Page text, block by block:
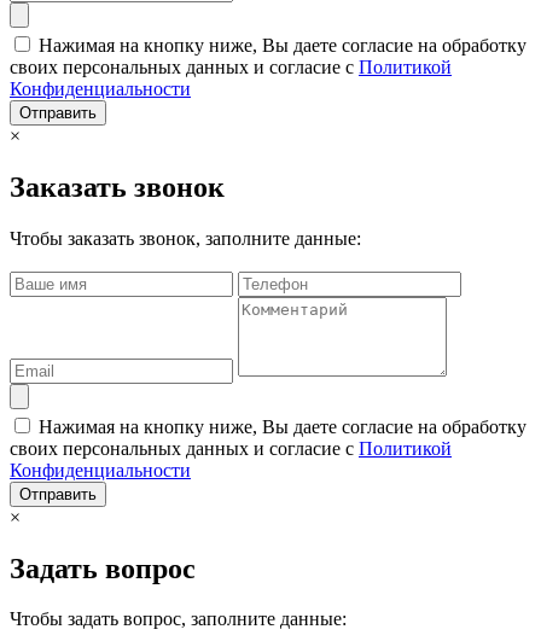
Нажимая на кнопку ниже, Вы даете согласие на обработку
своих персональных данных и согласие с Политикой
Конфиденциальности
Отправить
×
Заказать звонок
Чтобы заказать звонок, заполните данные:
Нажимая на кнопку ниже, Вы даете согласие на обработку
своих персональных данных и согласие с Политикой
Конфиденциальности
Отправить
×
Задать вопрос
Чтобы задать вопрос, заполните данные: